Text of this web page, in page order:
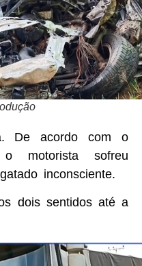
De acordo com o
motorista sofreu
inconsciente.
dois sentidos até a